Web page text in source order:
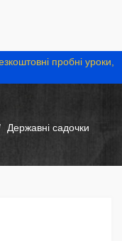
пробні уроки,
Державні садочки